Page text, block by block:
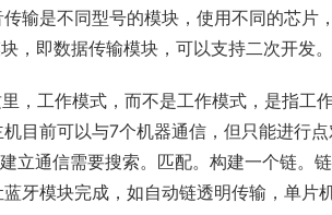
输是不同型号的模块，使用不同的芯片
，即数据传输模块，可以支持二次开发。
，工作模式，而不是工作模式，是指工
目前可以与7个机器通信，但只能进行
立通信需要搜索。匹配。构建一个链。
牙模块完成，如自动链透明传输，单片